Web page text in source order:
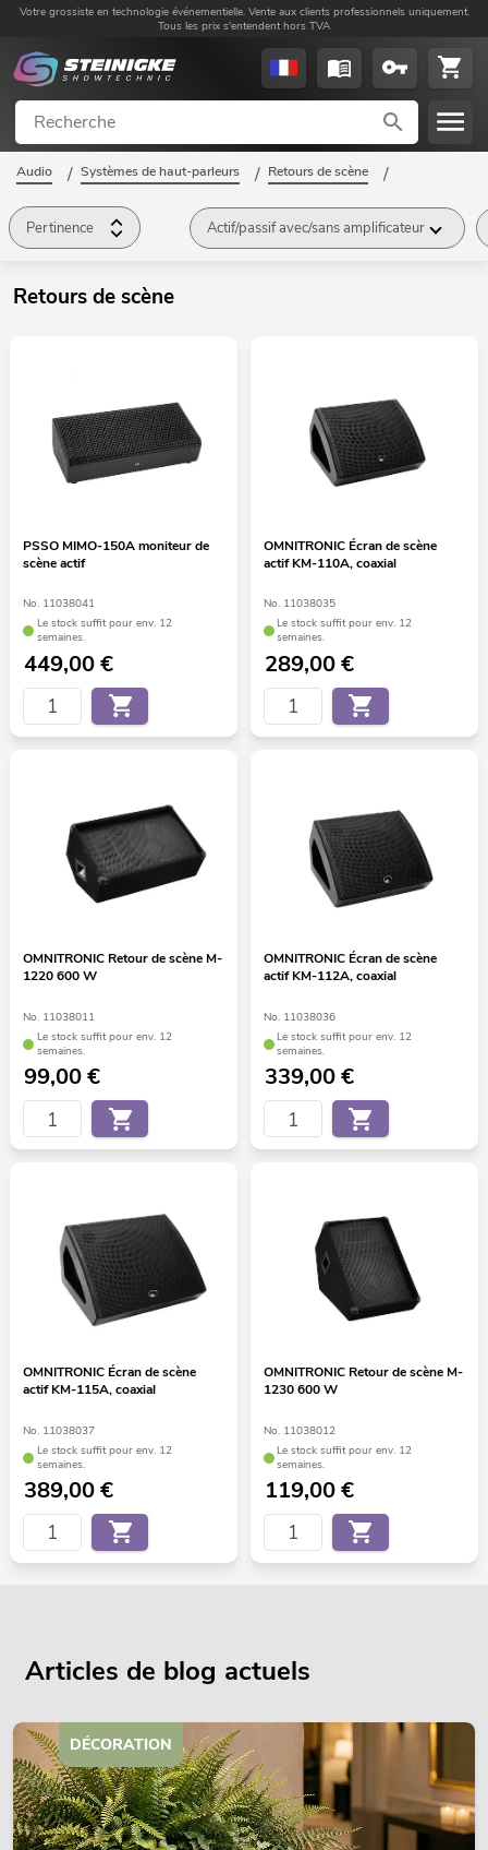
Votre grossiste en technologie événementielle. Vente aux clients professionnels uniquement.
Tous les prix s'entendent hors TVA
Audio / Systèmes de haut-parleurs / Retours de scène /
Pertinence Actif/passif avec/sans amplificateur
Retours de scène
PSSO MIMO-150A moniteur de
scène actif
No. 11038041
Le stock suffit pour env. 12
semaines.
449,00€
OMNITRONIC Écran de scène
actif KM-110A, coaxial
No. 11038035
Le stock suffit pour env. 12
semaines.
289,00€
OMNITRONIC Retour de scène M-
1220 600 W
No. 11038011
Le stock suffit pour env. 12
semaines.
99,00€
OMNITRONIC Écran de scène
actif KM-112A, coaxial
No. 11038036
Le stock suffit pour env. 12
semaines.
339,00€
OMNITRONIC Écran de scène
actif KM-115A, coaxial
No. 11038037
Le stock suffit pour env. 12
semaines.
389,00€
OMNITRONIC Retour de scène M-
1230 600 W
No. 11038012
Le stock suffit pour env. 12
semaines.
119,00€
Articles de blog actuels
DÉCORATION